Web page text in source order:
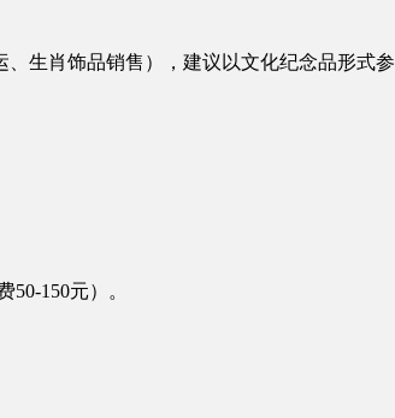
生肖饰品销售），建议以文化纪念品形式参
150元）。